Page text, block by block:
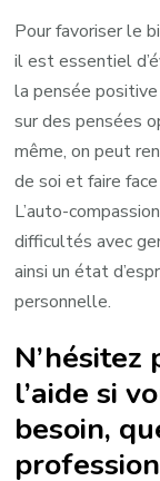
Pour favoriser le
il est essentiel
la pensée
sur des pensées
même, on peut
de soi et faire
L’auto-
difficultés avec
ainsi un état
personnelle.
N’hésitez
l’aide si
besoin,